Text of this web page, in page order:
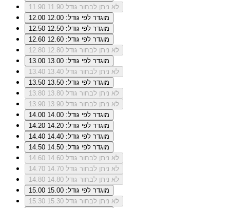
11.90
לא ניתן לבחור גודל 11.90
12.00
מוגדר לפי גודל: 12.00
12.50
מוגדר לפי גודל: 12.50
12.60
מוגדר לפי גודל: 12.60
12.80
לא ניתן לבחור גודל 12.80
13.00
מוגדר לפי גודל: 13.00
13.40
לא ניתן לבחור גודל 13.40
13.50
מוגדר לפי גודל: 13.50
13.80
לא ניתן לבחור גודל 13.80
13.90
לא ניתן לבחור גודל 13.90
14.00
מוגדר לפי גודל: 14.00
14.20
מוגדר לפי גודל: 14.20
14.40
מוגדר לפי גודל: 14.40
14.50
מוגדר לפי גודל: 14.50
14.60
לא ניתן לבחור גודל 14.60
14.70
לא ניתן לבחור גודל 14.70
14.80
לא ניתן לבחור גודל 14.80
15.00
מוגדר לפי גודל: 15.00
15.30
לא ניתן לבחור גודל 15.30